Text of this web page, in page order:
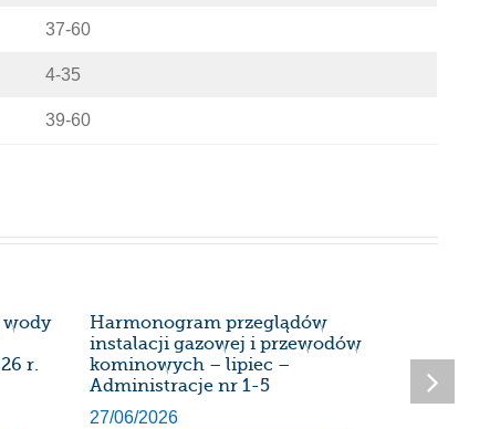
37-60
4-35
39-60
wody
r.
Harmonogram przeglądów
instalacji gazowej i przewodów
kominowych – lipiec –
Administracje nr 1-5
27/06/2026